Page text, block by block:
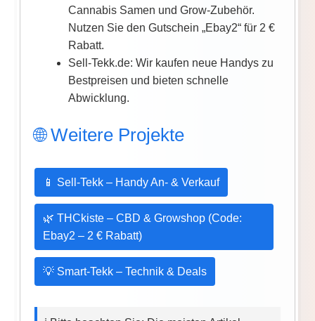
Cannabis Samen und Grow-Zubehör.
Nutzen Sie den Gutschein „Ebay2“ für 2 €
Rabatt.
Sell-Tekk.de: Wir kaufen neue Handys zu
Bestpreisen und bieten schnelle
Abwicklung.
🌐 Weitere Projekte
📱 Sell-Tekk – Handy An- & Verkauf
🌿 THCkiste – CBD & Growshop (Code:
Ebay2 – 2 € Rabatt)
💡 Smart-Tekk – Technik & Deals